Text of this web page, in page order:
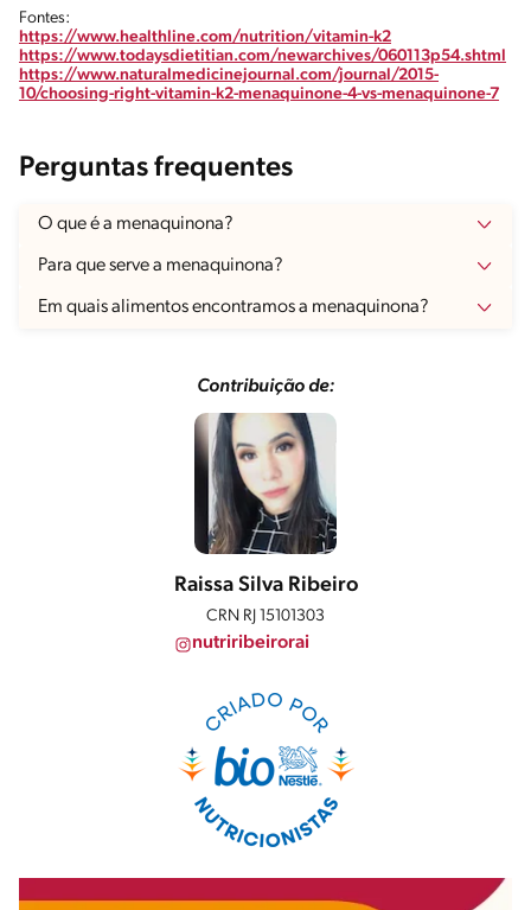
Fontes:
https://www.healthline.com/nutrition/vitamin-k2
https://www.todaysdietitian.com/newarchives/060113p54.shtml
https://www.naturalmedicinejournal.com/journal/2015-
10/choosing-right-vitamin-k2-menaquinone-4-vs-menaquinone-7
Perguntas frequentes
O que é a menaquinona?
Para que serve a menaquinona?
Em quais alimentos encontramos a menaquinona?
Contribuição de:
Raissa Silva Ribeiro
CRN RJ 15101303
nutriribeirorai